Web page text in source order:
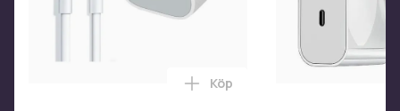
Lägg till iPhone Laddare
Köp